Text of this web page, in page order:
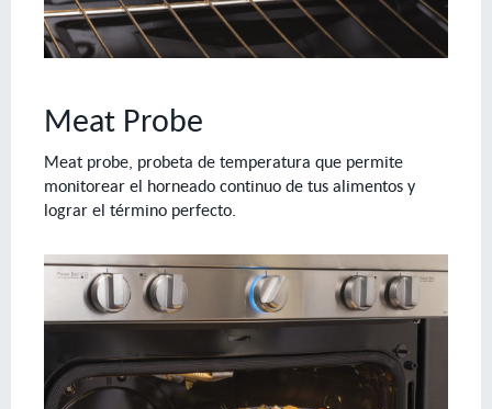
Meat Probe
Meat probe, probeta de temperatura que permite
monitorear el horneado continuo de tus alimentos y
lograr el término perfecto.